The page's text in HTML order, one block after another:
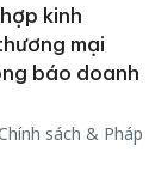
kinh
mại
báo doanh
sách & Pháp